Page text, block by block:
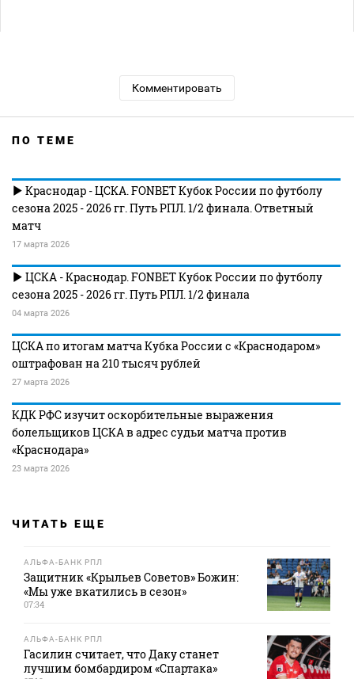
Комментировать
ПО ТЕМЕ
Краснодар - ЦСКА. FONBET Кубок России по футболу
сезона 2025 - 2026 гг. Путь РПЛ. 1/2 финала. Ответный
матч
17 марта 2026
ЦСКА - Краснодар. FONBET Кубок России по футболу
сезона 2025 - 2026 гг. Путь РПЛ. 1/2 финала
04 марта 2026
ЦСКА по итогам матча Кубка России с «Краснодаром»
оштрафован на 210 тысяч рублей
27 марта 2026
КДК РФС изучит оскорбительные выражения
болельщиков ЦСКА в адрес судьи матча против
«Краснодара»
23 марта 2026
ЧИТАТЬ ЕЩЕ
АЛЬФА-БАНК РПЛ
Защитник «Крыльев Советов» Божин:
«Мы уже вкатились в сезон»
07:34
АЛЬФА-БАНК РПЛ
Гасилин считает, что Даку станет
лучшим бомбардиром «Спартака»